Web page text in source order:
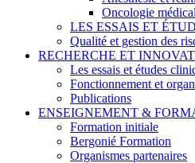
Oncologie
LES ESSAIS ET
Qualité et gestion des
RECHERCHE ET
Les essais et études
Fonctionnement et
Publications
ENSEIGNEMENT &
Formation initiale
Bergonié Formation
Organismes partenaires